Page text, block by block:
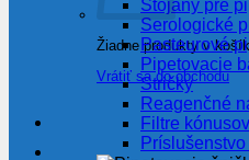
Žiadne produkty v
Vrátiť sa do obchodu
Stojany pre
Serologické
Pasteurové
Pipetovacie
Stričky
Reagenčné
Filtre